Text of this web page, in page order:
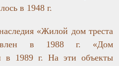
в 1948 г.
«Жилой дом треста
в 1988 г. «Дом
в 1989 г. На эти объекты